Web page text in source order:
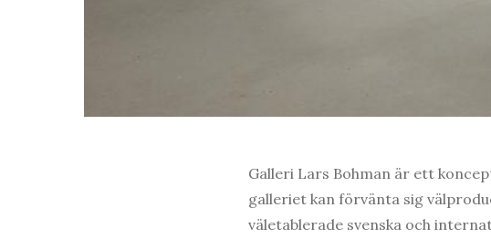
Galleri Lars Bohman är ett
galleriet kan förvänta sig
väletablerade svenska och